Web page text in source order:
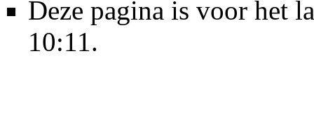
Deze pagina is voor het
10:11.